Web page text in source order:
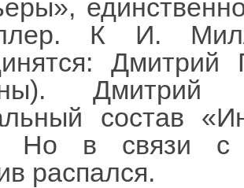
К И.
Дмитрий
состав
Но в связи с
распался.